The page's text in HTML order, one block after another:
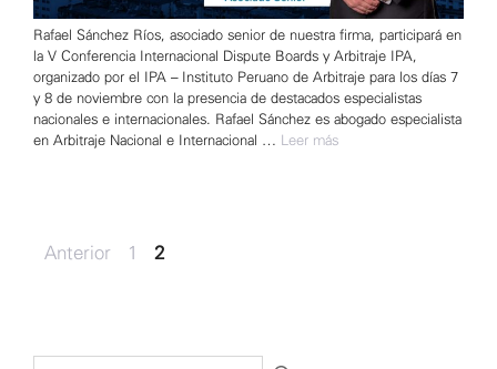
Rafael Sánchez Ríos, asociado senior de nuestra firma, participará en
la V Conferencia Internacional Dispute Boards y Arbitraje IPA,
organizado por el IPA – Instituto Peruano de Arbitraje para los días 7
y 8 de noviembre con la presencia de destacados especialistas
nacionales e internacionales. Rafael Sánchez es abogado especialista
en Arbitraje Nacional e Internacional …
Leer más
Navegación
Anterior Página
1 Página
2